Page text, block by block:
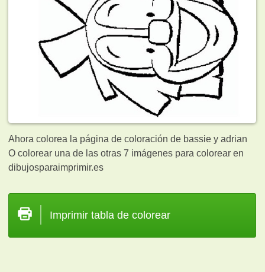
Ahora colorea la página de coloración de bassie y adrian
O colorear una de las otras 7 imágenes para colorear en
dibujosparaimprimir.es
Imprimir tabla de colorear